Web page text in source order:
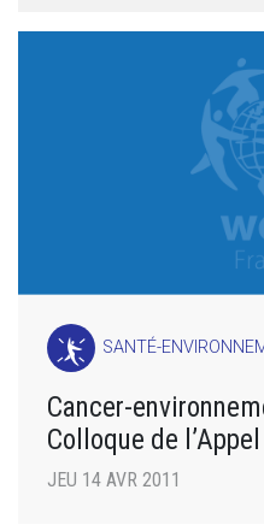
SANTÉ-
Cancer-
Colloque de
JEU 14 AVR 2011